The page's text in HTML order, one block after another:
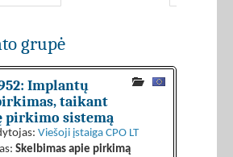
grupė
Implantų
taikant
pirkimo sistemą
Viešoji įstaiga CPO LT
Skelbimas apie pirkimą